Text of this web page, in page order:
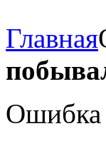
Главная
Ошибка